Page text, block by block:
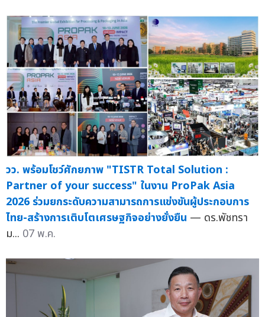
วว. พร้อมโชว์ศักยภาพ "TISTR Total Solution :
Partner of your success" ในงาน ProPak Asia
2026 ร่วมยกระดับความสามารถการแข่งขันผู้ประกอบการ
ไทย-สร้างการเติบโตเศรษฐกิจอย่างยั่งยืน — ดร.พัชทรา
ม... 07 พ.ค.